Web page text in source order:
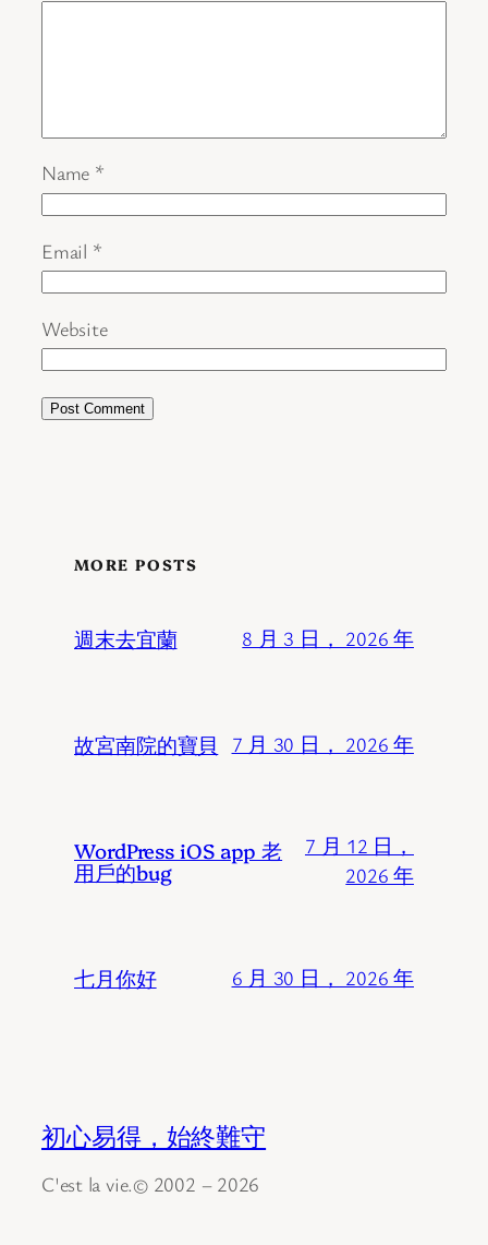
Name *
Email *
Website
MORE POSTS
週末去宜蘭 8 月 3 日， 2026 年
故宮南院的寶貝 7 月 30 日， 2026 年
WordPress iOS app 老
用戶的bug
7 月 12 日，
2026 年
七月你好 6 月 30 日， 2026 年
初心易得，始終難守
C'est la vie.© 2002 – 2026